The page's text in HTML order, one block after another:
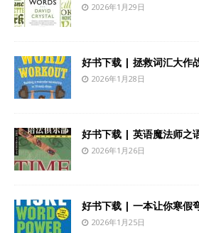
2026年1月29日
好书下载 | 拯救词汇大作
2026年1月28日
好书下载 | 英语魔法师之
2026年1月26日
好书下载 | 一本让你寒假
2026年1月25日